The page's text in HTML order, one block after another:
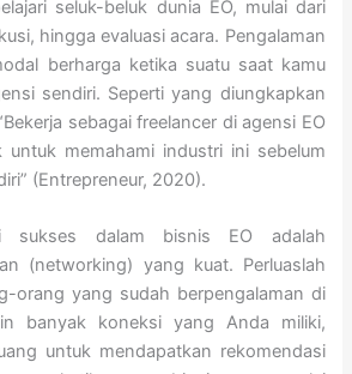
seluk-beluk dunia EO, mulai dari
hingga evaluasi acara. Pengalaman
berharga ketika suatu saat kamu
sendiri. Seperti yang diungkapkan
sebagai freelancer di agensi EO
untuk memahami industri ini sebelum
(Entrepreneur, 2020).
sukses dalam bisnis EO adalah
(networking) yang kuat. Perluaslah
orang yang sudah berpengalaman di
banyak koneksi yang Anda miliki,
untuk mendapatkan rekomendasi